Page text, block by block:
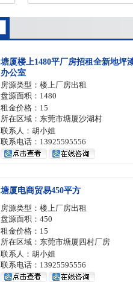
塘厦楼上1480平厂房招租全新地坪
办公室
房源类型：楼上厂房出租
盘源面积：1480
租金价格：15
所在区域：东莞市塘厦沙湖村
联系人：胡小姐
联系电话：13925595556
塘厦电商贸易450平方
房源类型：楼上厂房出租
盘源面积：450
租金价格：15
所在区域：东莞市塘厦四村厂房
联系人：胡小姐
联系电话：13925595556